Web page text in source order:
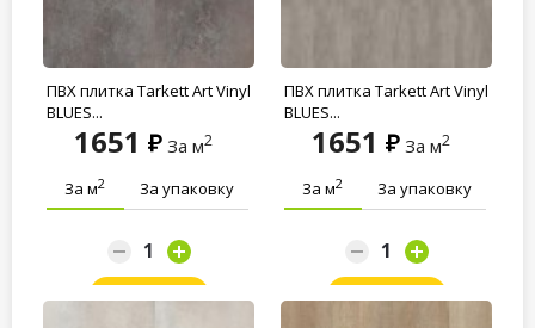
ПВХ плитка Tarkett Art Vinyl
BLUES...
1651 За м2
За м2 За упаковку
ПВХ плитка Tarkett Art Vinyl
BLUES...
1651 За м2
За м2 За упаковку